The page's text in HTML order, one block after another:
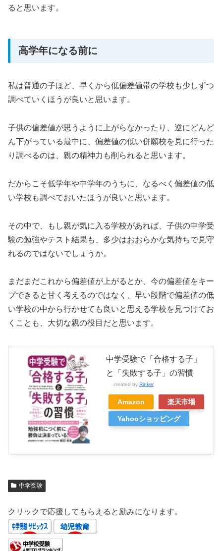
ると思います。
高学年になる前に
私は普通の子ほど、早くから低偏差値帯の学校も少しずつ
調べていくほうが良いと思います。
子供の偏差値が思うように上がらなかったり、逆にどんど
ん下がっている最中に、偏差値の低い併願校を見に行った
り調べるのは、親の精神力も削られると思います。
だからこそ低学年や中学年のうちに、なるべく偏差値の低
い学校も調べておいたほうが良いと思います。
その中で、もし親が気に入る学校があれば、子供の中学受
験の勉強やテスト結果も、多少はおおらかな気持ちで見守
れるのではないでしょうか。
まだまだこれから偏差値が上がるとか、今の偏差値をキー
プできると甘く考えるのではなく、早い段階で偏差値の低
い学校の中から行かせても良いと思える学校を見つけてお
くことも、大切な親の役目だと思います。
中学受験で「合格する子」
と「失敗する子」の習慣
created by Rinker
Amazon 楽天市場
Yahooショッピング
中学受験
クリックで応援してもらえると励みになります。